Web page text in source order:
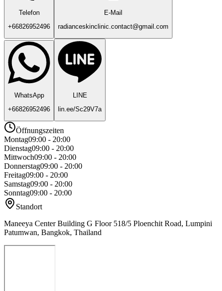
Telefon
+66826952496
E-Mail
radianceskinclinic.contact@gmail.com
WhatsApp
+66826952496
LINE
lin.ee/Sc29V7a
Öffnungszeiten
Montag09:00 - 20:00
Dienstag09:00 - 20:00
Mittwoch09:00 - 20:00
Donnerstag09:00 - 20:00
Freitag09:00 - 20:00
Samstag09:00 - 20:00
Sonntag09:00 - 20:00
Standort
Maneeya Center Building G Floor 518/5 Ploenchit Road, Lumpini
Patumwan, Bangkok, Thailand